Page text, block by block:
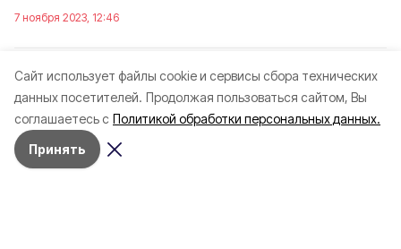
Cайт использует файлы cookie и сервисы сбора технических
данных посетителей. Продолжая пользоваться сайтом, Вы
соглашаетесь с Политикой обработки персональных данных.
Принять
7 ноября 2023, 12:46